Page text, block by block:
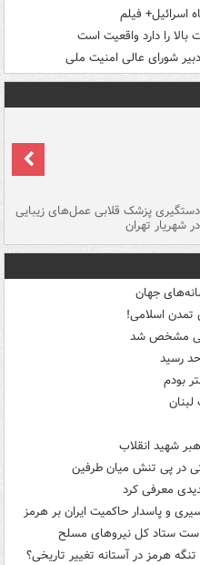
اسرائیل+ فیلم
را دارد واقعیت است
شورای عالی امنیت‌ ملی
دستگیری پزشک قلابی عمل‌های زیبایی
در شهریار تهران
جهان
تمدن اسلامی!
مشخص شد
رسید
بودم
شهید انقلاب
در پی تنش میان طرفین
معرفی کرد
و پاسدار حاکمیت ایران بر هرمز
ستاد کل نیروهای مسلح
هرمز در آستانه تغییر تاریخی؟